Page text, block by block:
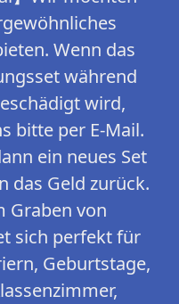
Wenn das
während
wird,
bitte per E-Mail.
ein neues Set
das Geld zurück.
Graben von
sich perfekt für
Geburtstage,